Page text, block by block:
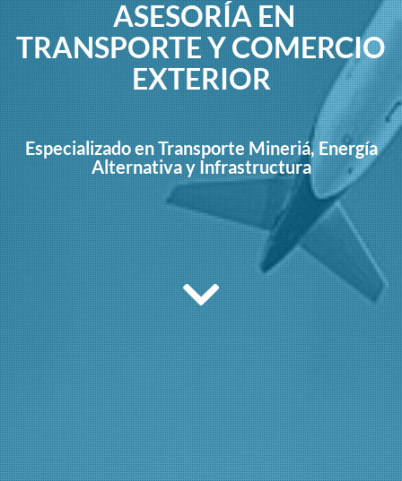
ASESORÍA EN
TRANSPORTE Y COMERCIO
EXTERIOR
Especializado en Transporte Mineriá, Energía
Alternativa y Infrastructura